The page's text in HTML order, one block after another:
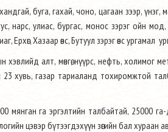
буга, гахай, чоно, цагаан зээр,
нарс, улиас, бургас, монос зэрэг ойн
Ерхөг, Хазаар өвс, Бутуул зэрэг өвс ургамал
хэвлийд алт, мөнгө, нүүрс, нефть,
хувь, газар тариаланд тохиромжтой
мянган га эргэлтийн талбайтай, 25000
цэвэр бүтээгдэхүүн зөгийн бал хураан